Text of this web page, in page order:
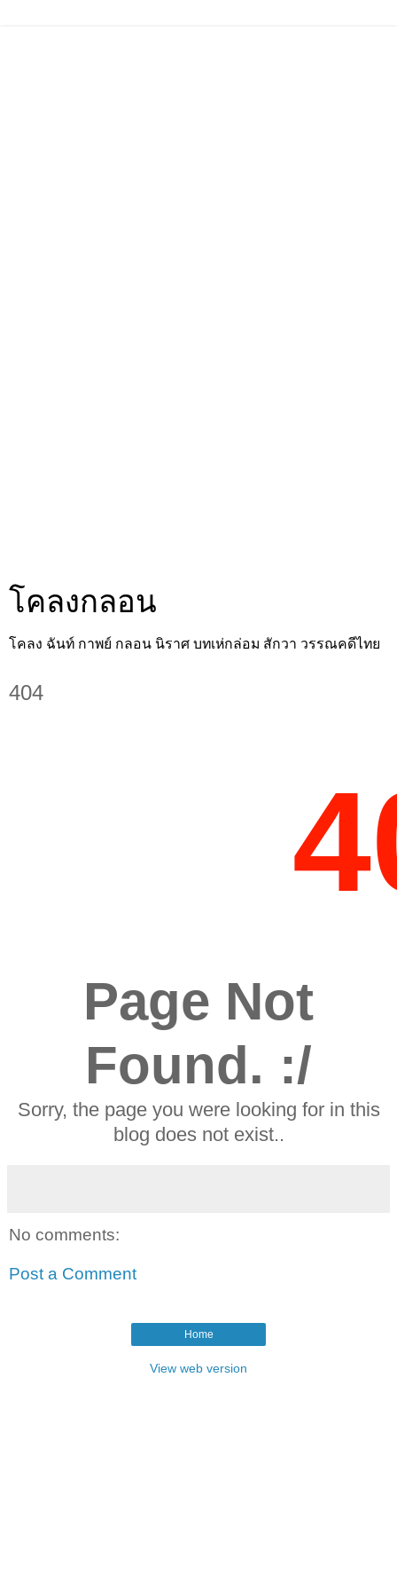
โคลงกลอน
โคลง ฉันท์ กาพย์ กลอน นิราศ บทเห่กล่อม สักวา วรรณคดีไทย
404
Page Not
Found. :/
Sorry, the page you were looking for in this
blog does not exist..
No comments:
Post a Comment
Home
View web version